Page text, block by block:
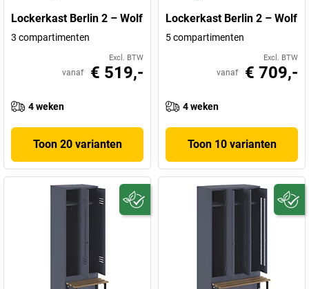
Lockerkast Berlin 2 – Wolf
3 compartimenten
Excl. BTW
vanaf € 519,-
4 weken
Toon 20 varianten
Lockerkast Berlin 2 – Wolf
5 compartimenten
Excl. BTW
vanaf € 709,-
4 weken
Toon 10 varianten